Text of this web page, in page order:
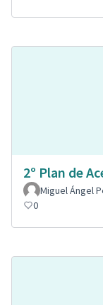
2º Plan de
Miguel Ángel
0